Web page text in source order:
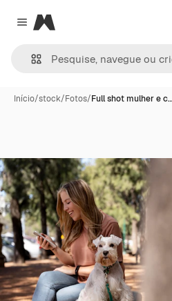
Close menu
Magnific
Início/stock/Fotos/Full shot mulher e c…